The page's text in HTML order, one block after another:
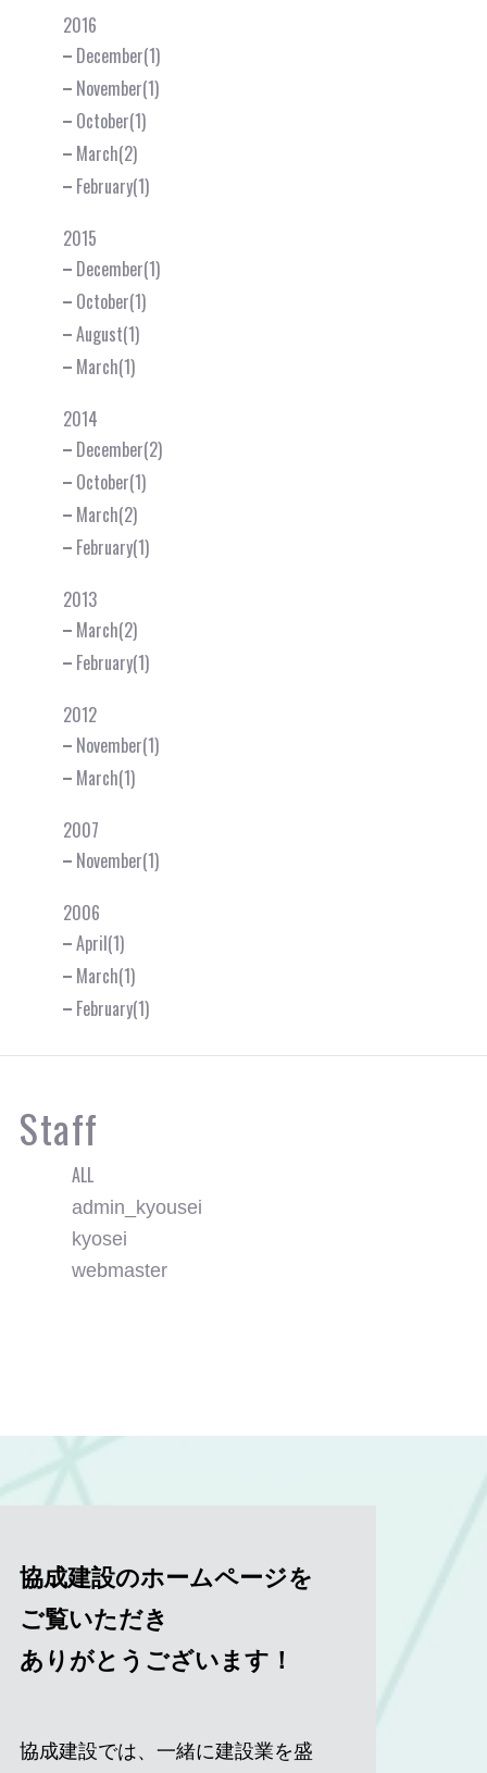
2016
December(1)
November(1)
October(1)
March(2)
February(1)
2015
December(1)
October(1)
August(1)
March(1)
2014
December(2)
October(1)
March(2)
February(1)
2013
March(2)
February(1)
2012
November(1)
March(1)
2007
November(1)
2006
April(1)
March(1)
February(1)
Staff
ALL
admin_kyousei
kyosei
webmaster
協成建設のホームページを
ご覧いただき
ありがとうございます！
協成建設では、一緒に建設業を盛